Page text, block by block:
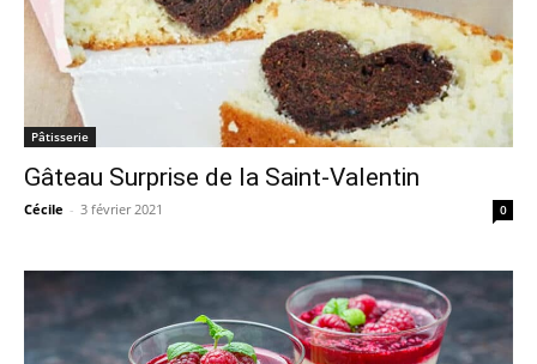
Pâtisserie
Gâteau Surprise de la Saint-Valentin
Cécile - 3 février 2021 0